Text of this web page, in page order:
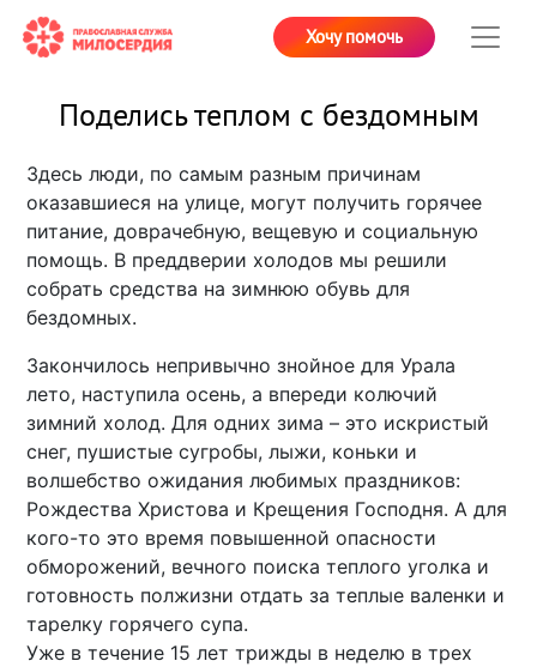
Хочу помочь
Поделись теплом с бездомным
Здесь люди, по самым разным причинам
оказавшиеся на улице, могут получить горячее
питание, доврачебную, вещевую и социальную
помощь. В преддверии холодов мы решили
собрать средства на зимнюю обувь для
бездомных.
Закончилось непривычно знойное для Урала
лето, наступила осень, а впереди колючий
зимний холод. Для одних зима – это искристый
снег, пушистые сугробы, лыжи, коньки и
волшебство ожидания любимых праздников:
Рождества Христова и Крещения Господня. А для
кого-то это время повышенной опасности
обморожений, вечного поиска теплого уголка и
готовность полжизни отдать за теплые валенки и
тарелку горячего супа.
Уже в течение 15 лет трижды в неделю в трех